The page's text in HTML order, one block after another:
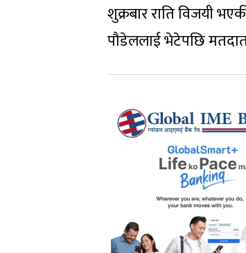
शुक्रबार राति विजयी
पौडेललाई भेटेपछि